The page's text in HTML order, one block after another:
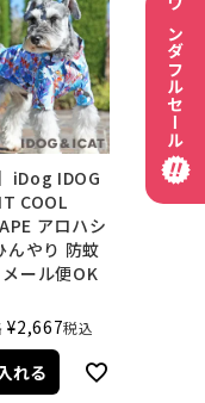
iDog IDOG
COOL
アロハシ
んやり 防蚊
ール便OK
¥2,667税込
れる
ワンダフルセール